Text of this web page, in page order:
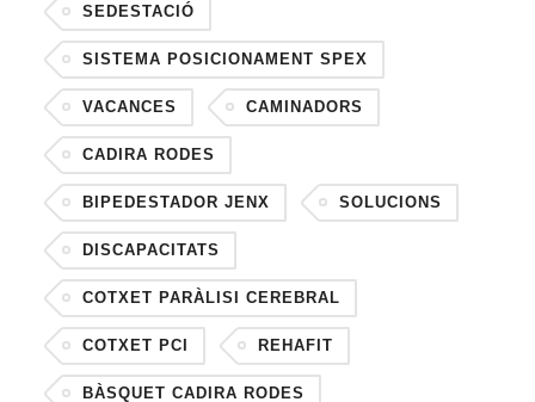
SEDESTACIÓ
SISTEMA POSICIONAMENT SPEX
VACANCES CAMINADORS
CADIRA RODES
BIPEDESTADOR JENX SOLUCIONS
DISCAPACITATS
COTXET PARÀLISI CEREBRAL
COTXET PCI REHAFIT
BÀSQUET CADIRA RODES